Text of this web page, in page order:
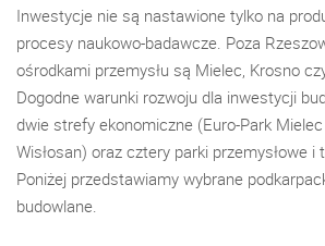
Inwestycje nie są nastawione tylko na
procesy naukowo-badawcze. Poza
ośrodkami przemysłu są Mielec, Krosno
Dogodne warunki rozwoju dla inwestycji
dwie strefy ekonomiczne (Euro-Park
Wisłosan) oraz cztery parki przemysłowe i
Poniżej przedstawiamy wybrane
budowlane.